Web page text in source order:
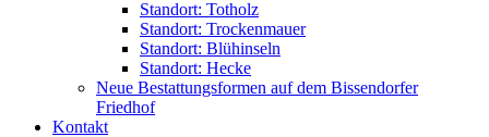
Standort: Totholz
Standort: Trockenmauer
Standort: Blühinseln
Standort: Hecke
Neue Bestattungsformen auf dem Bissendorfer
Friedhof
Kontakt